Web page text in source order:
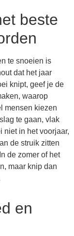
beste
te snoeien is
dat het jaar
knipt, geef je de
waarop
mensen kiezen
te gaan, vlak
niet in het voorjaar,
de struik zitten
de zomer of het
maar knip dan
en